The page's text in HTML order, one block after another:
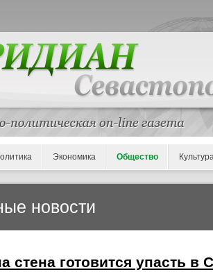
Экономика Общество
новости
стена готовится упасть в